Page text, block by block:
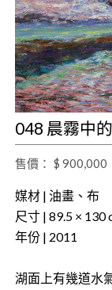
048 晨霧中
售價： $ 900,000
媒材 | 油畫、布
尺寸 | 89.5 × 130
年份 | 2011
湖面上有幾道水